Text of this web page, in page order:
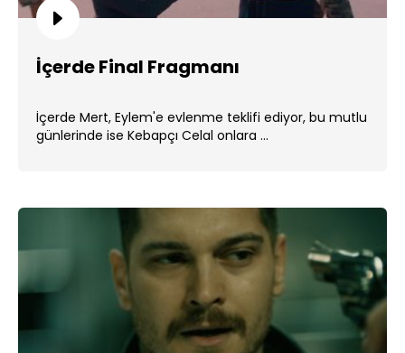
İçerde Final Fragmanı
İçerde Mert, Eylem'e evlenme teklifi ediyor, bu mutlu
günlerinde ise Kebapçı Celal onlara ...